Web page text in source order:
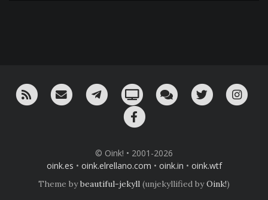
RSS ¡Mándame un email!¡Nuestro canal en Telegram!
Oink! TV Charla con nosotros
Twitter
© Oink! • 2001-2026
oink.es • oink.elrellano.com • oink.in • oink.wtf
Theme bybeautiful-jekyll (unjekyllified byOink!)